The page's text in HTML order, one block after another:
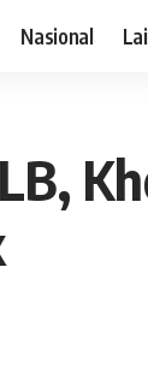
Nasional